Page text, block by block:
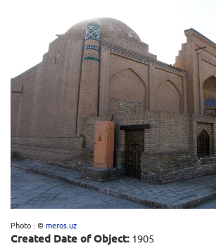
Photo : ©meros.uz
Created Date of Object: 1905